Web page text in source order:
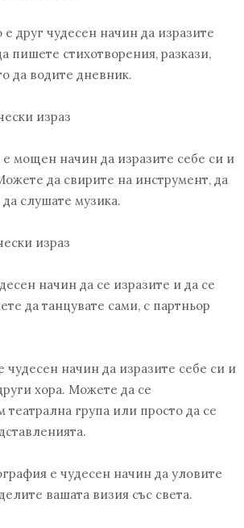
друг чудесен начин да изразите
пишете стихотворения, разкази,
да водите дневник.
израз
мощен начин да изразите себе си и
да свирите на инструмент, да
слушате музика.
израз
начин да се изразите и да се
да танцувате сами, с партньор
чудесен начин да изразите себе си и
хора. Можете да се
театрална група или просто да се
е чудесен начин да уловите
вашата визия със света.